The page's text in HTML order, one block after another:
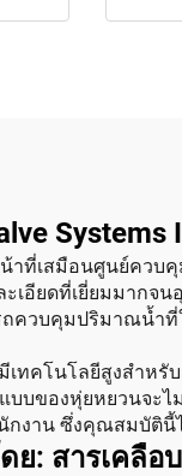
Systems
าที่เสมือนศูนย์ควบ
อียดที่เยี่ยมมากจ
ถควบคุมปริมาณน้ำ
ทคโนโลยีสูงสำหรับ
บของหุ่ยหยวนจะไ
กงาน ซึ่งคุณสมบัตินี้
ย: สารเคลือ